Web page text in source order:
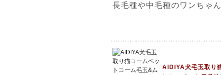
長毛種や中毛種のワンちゃ
AIDIYA犬毛玉取り